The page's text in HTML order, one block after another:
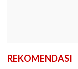
REKOMENDASI